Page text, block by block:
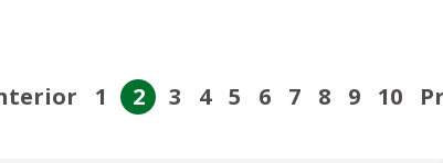
1 2 3 4 5 6 7 8 9 10